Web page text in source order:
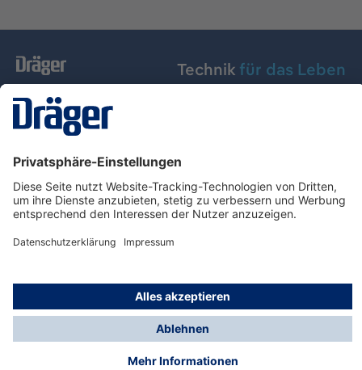
Technik für das Leben
Dräger Austria GmbH
Über Dräger
Informationen
© Dräger Austria GmbH, 2024
* Alle Preise exkl. gesetzl. Mehrwertsteuer zzgl.
Versandkosten und ggf. Nachnahmegebühren, wenn
nicht anders angegeben.